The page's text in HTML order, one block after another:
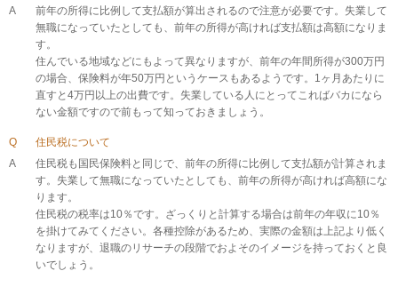
A
前年の所得に比例して支払額が算出されるので注意が必要です。失業して
無職になっていたとしても、前年の所得が高ければ支払額は高額になりま
す。
住んでいる地域などにもよって異なりますが、前年の年間所得が300万円
の場合、保険料が年50万円というケースもあるようです。1ヶ月あたりに
直すと4万円以上の出費です。失業している人にとってこればバカになら
ない金額ですので前もって知っておきましょう。
Q
住民税について
A
住民税も国民保険料と同じで、前年の所得に比例して支払額が計算されま
す。失業して無職になっていたとしても、前年の所得が高ければ高額にな
ります。
住民税の税率は10％です。ざっくりと計算する場合は前年の年収に10％
を掛けてみてください。各種控除があるため、実際の金額は上記より低く
なりますが、退職のリサーチの段階でおよそのイメージを持っておくと良
いでしょう。